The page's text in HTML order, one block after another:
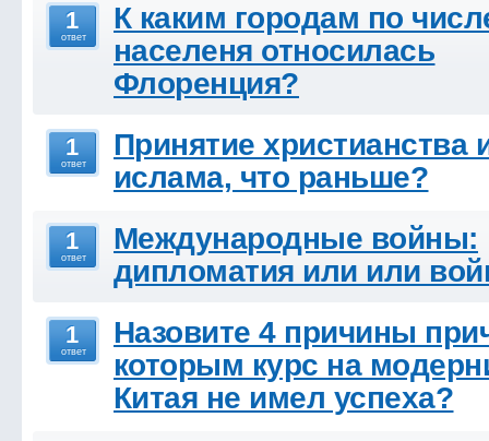
1
ответ
К каким городам по
населеня относилась
Флоренция?
1
ответ
Принятие христианства
ислама, что раньше?
1
ответ
Международные войны:
дипломатия или или
1
ответ
Назовите 4 причины
которым курс на
Китая не имел успеха?